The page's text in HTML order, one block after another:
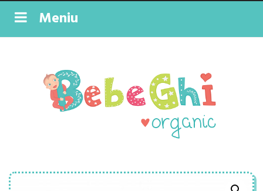
Meniu